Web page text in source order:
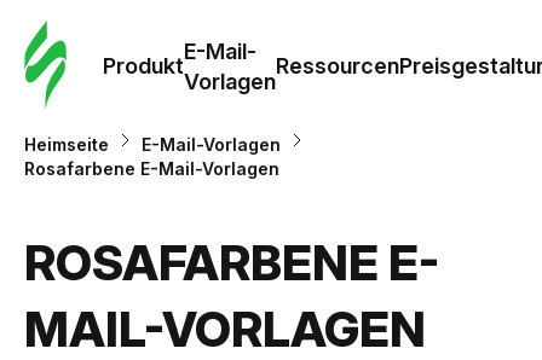
Produkt
E-Mail-
Vorlagen
Ressourcen
Heimseite
E-Mail-Vorlagen
Rosafarbene E-Mail-Vorlagen
ROSAFARBENE E-
MAIL-VORLAGEN